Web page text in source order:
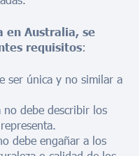
en Australia, se
requisitos:
ser única y no similar a
no debe describir los
debe engañar a los